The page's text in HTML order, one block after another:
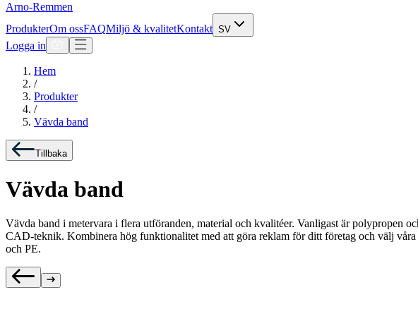
Arno-Remmen
ProdukterOm ossFAQMiljö & kvalitetKontakt SV
Logga in
Hem
/
Produkter
/
Vävda band
Tillbaka
Vävda band
Vävda band i metervara i flera utföranden, material och kvalitéer. Vanligast är polypropen
CAD-teknik. Kombinera hög funktionalitet med att göra reklam för ditt företag och välj våra
och PE.